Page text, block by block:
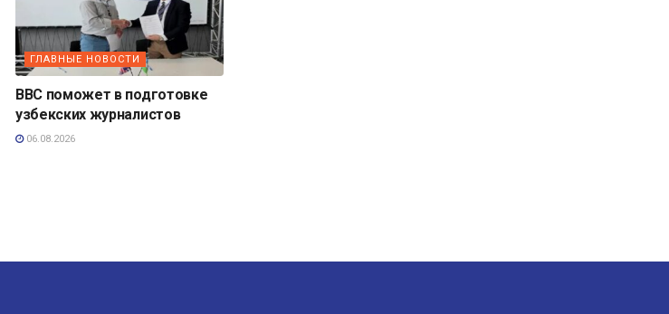
ГЛАВНЫЕ НОВОСТИ
BBC поможет в подготовке
узбекских журналистов
06.08.2026